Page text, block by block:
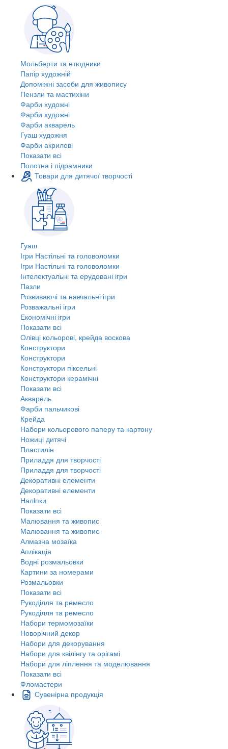
Мольберти та етюдники
Папір художній
Допоміжні засоби для живопису
Пензли та мастихіни
Фарби художні
Фарби художні
Фарби акварель
Гуаш художня
Фарби акрилові
Показати всі
Полотна і підрамники
Товари для дитячої творчості
Гуаш
Ігри Настільні та головоломки
Ігри Настільні та головоломки
Інтелектуальні та ерудовані ігри
Пазли
Розвиваючі та навчальні ігри
Розважальні ігри
Економічні ігри
Показати всі
Олівці кольорові, крейда воскова
Конструктори
Конструктори
Конструктори піксельні
Конструктори керамічні
Показати всі
Акварель
Фарби пальчикові
Крейда
Набори кольорового паперу та картону
Ножиці дитячі
Пластилін
Приладдя для творчості
Приладдя для творчості
Декоративні елементи
Декоративні елементи
Налiпки
Показати всі
Малювання та живопис
Малювання та живопис
Алмазна мозаїка
Аплікація
Водні розмальовки
Картини за номерами
Розмальовки
Показати всі
Рукоділля та ремесло
Рукоділля та ремесло
Набори термомозаїки
Новорічний декор
Набори для декорування
Набори для квілінгу та орігамі
Набори для ліплення та моделювання
Показати всі
Фломастери
Сувенірна продукція